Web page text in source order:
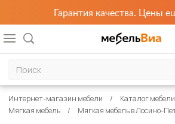
Гарантия качества. Цены
Интернет-магазин мебели
Каталог мебели
Мягкая мебель
Мягкая мебель в Лосино-